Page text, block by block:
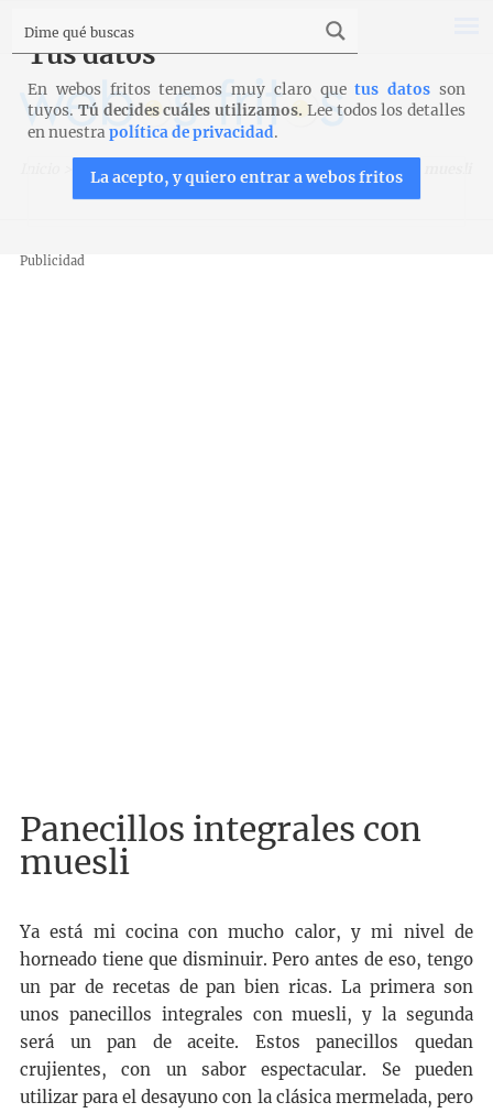
Pan Panes integrales Panecillos integrales con muesli
Publicidad
Panecillos integrales con
muesli
Ya está mi cocina con mucho calor, y mi nivel de
horneado tiene que disminuir. Pero antes de eso, tengo
un par de recetas de pan bien ricas. La primera son
unos panecillos integrales con muesli, y la segunda
será un pan de aceite. Estos panecillos quedan
crujientes, con un sabor espectacular. Se pueden
utilizar para el desayuno con la clásica mermelada, pero
Tus datos
En webos fritos tenemos muy claro quetus datos son
tuyos. Tú decides cuáles utilizamos. Lee todos los detalles
en nuestrapolítica de privacidad.
La acepto, y quiero entrar a webos fritos